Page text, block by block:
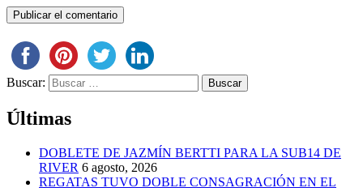
Buscar:
Últimas
DOBLETE DE JAZMÍN BERTTI PARA LA SUB14 DE
RIVER 6 agosto, 2026
REGATAS TUVO DOBLE CONSAGRACIÓN EN EL